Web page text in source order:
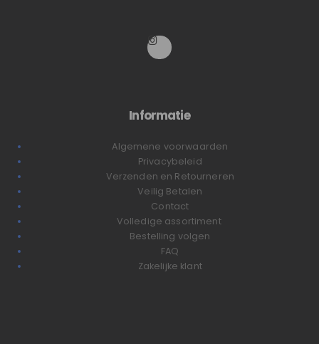
Informatie
Algemene voorwaarden
Privacybeleid
Verzenden en Retourneren
Veilig Betalen
Contact
Volledige assortiment
Bestelling volgen
FAQ
Zakelijke klant